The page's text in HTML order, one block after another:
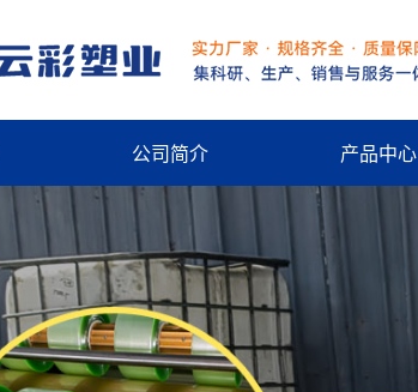
公司简介 产品中心